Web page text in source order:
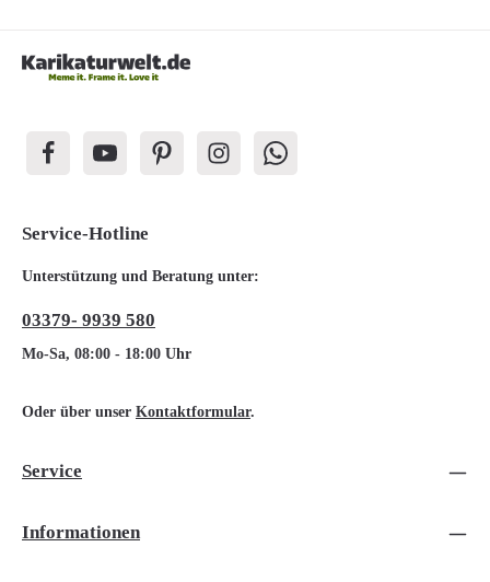
Service-Hotline
Unterstützung und Beratung unter:
03379- 9939 580
Mo-Sa, 08:00 - 18:00 Uhr
Oder über unser Kontaktformular.
Service
Informationen